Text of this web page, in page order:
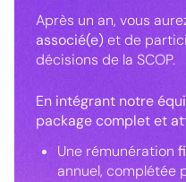
Après un an, vous
associé(e)et de
décisions de la SCOP.
En intégrant notre
package complet et
Une rémunération
annuel, complétée